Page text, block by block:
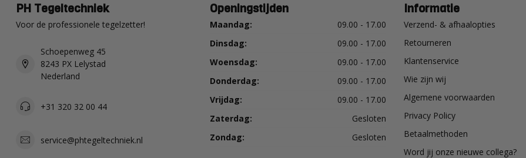
PH Tegeltechniek
Voor de professionele tegelzetter!
Schoepenweg 45
8243 PX Lelystad
Nederland
+31 320 32 00 44
service@phtegeltechniek.nl
Openingstijden
Maandag:
09.00 - 17.00
Dinsdag:
09.00 - 17.00
Woensdag:
09.00 - 17.00
Donderdag:
09.00 - 17.00
Vrijdag:
09.00 - 17.00
Zaterdag:
Gesloten
Zondag:
Gesloten
Informatie
Verzend- & afhaalopties
Retourneren
Klantenservice
Wie zijn wij
Algemene voorwaarden
Privacy Policy
Betaalmethoden
Word jij onze nieuwe collega?